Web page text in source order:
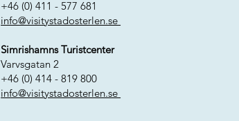
+46 (0) 411 - 577 681
info@visitystadosterlen.se
Simrishamns Turistcenter
Varvsgatan 2
+46 (0) 414 - 819 800
info@visitystadosterlen.se